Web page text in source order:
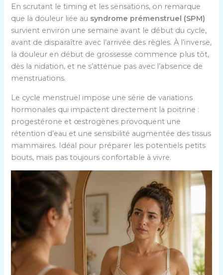
En scrutant le timing et les sensations, on remarque
que la douleur liée au syndrome prémenstruel (SPM)
survient environ une semaine avant le début du cycle,
avant de disparaître avec l’arrivée des règles. À l’inverse,
la douleur en début de grossesse commence plus tôt,
dès la nidation, et ne s’atténue pas avec l’absence de
menstruations.
Le cycle menstruel impose une série de variations
hormonales qui impactent directement la poitrine :
progestérone et œstrogènes provoquent une
rétention d’eau et une sensibilité augmentée des tissus
mammaires. Idéal pour préparer les potentiels petits
bouts, mais pas toujours confortable à vivre.